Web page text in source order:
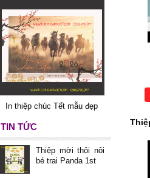
In thiệp chúc Tết mẫu đẹp
TIN TỨC
Thiệp mời thôi nôi
bé trai Panda 1st